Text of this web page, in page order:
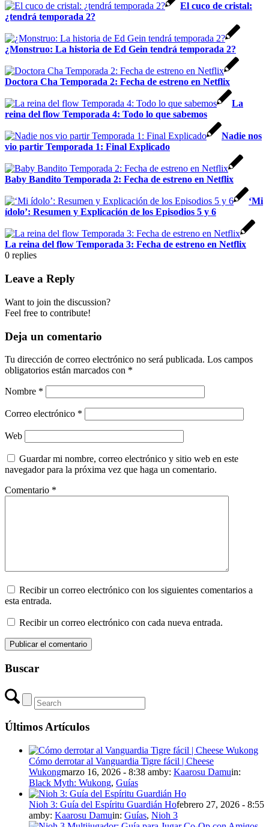
El cuco de cristal:
¿tendrá temporada 2?
¿Monstruo: La historia de Ed Gein tendrá temporada 2?
Doctora Cha Temporada 2: Fecha de estreno en Netflix
La
reina del flow Temporada 4: Todo lo que sabemos
Nadie nos
vio partir Temporada 1: Final Explicado
Baby Bandito Temporada 2: Fecha de estreno en Netflix
‘Mi
ídolo’: Resumen y Explicación de los Episodios 5 y 6
La reina del flow Temporada 3: Fecha de estreno en Netflix
0 replies
Leave a Reply
Want to join the discussion?
Feel free to contribute!
Deja un comentario
Tu dirección de correo electrónico no será publicada. Los campos
obligatorios están marcados con *
Nombre *
Correo electrónico *
Web
Guardar mi nombre, correo electrónico y sitio web en este
navegador para la próxima vez que haga un comentario.
Comentario *
Recibir un correo electrónico con los siguientes comentarios a
esta entrada.
Recibir un correo electrónico con cada nueva entrada.
Buscar
Últimos Artículos
Cómo derrotar al Vanguardia Tigre fácil | Cheese
Wukongmarzo 16, 2026 - 8:38 amby: Kaarosu Damuin:
Black Myth: Wukong, Guías
Nioh 3: Guía del Espíritu Guardián Hofebrero 27, 2026 - 8:55
amby: Kaarosu Damuin: Guías, Nioh 3